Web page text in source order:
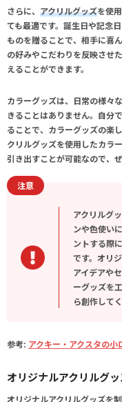
さらに、 アクリルグッズを使
ても最適です。誕生日や記念
ものを贈ることで、相手に喜
の好みやこだわりを反映させ
えることができます。
カラーグッズは、日常の様々
きることはありません。自分
ることで、カラーグッズの楽
クリルグッズを使用したカラ
引き出すことが可能なので、
注意
アクリルグ
ンや色使い
ントする際
です。オリ
アイデアや
ーグッズを
ら創作して
参考: アクキー・アクスタの
オリジナルアクリルグ
オリジナルアクリルグッズを